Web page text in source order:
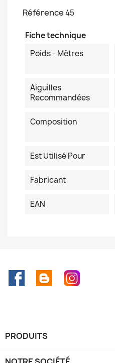
Référence45
Fiche technique
Poids - Mètres
Aiguilles
Recommandées
Composition
Est Utilisé Pour
Fabricant
EAN
FacebookRss Instagram
PRODUITS